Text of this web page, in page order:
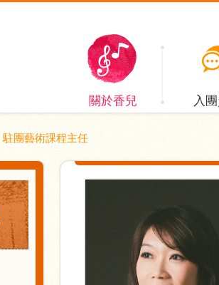
關於香兒 入
駐團藝術課程主任